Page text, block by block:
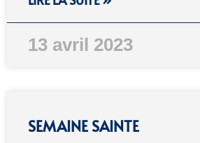
13 avril 2023
SEMAINE SAINTE